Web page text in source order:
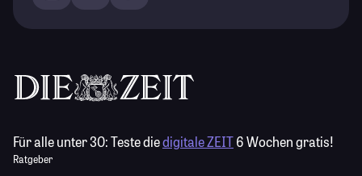
Für alle unter 30:Teste diedigitale ZEIT6 Wochen gratis!
Ratgeber